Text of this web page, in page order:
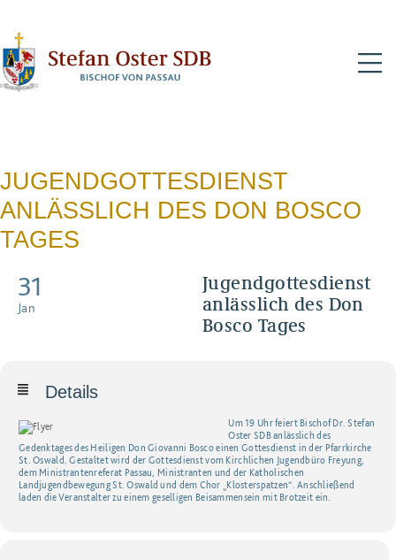
JUGENDGOTTESDIENST
ANLÄSSLICH DES DON BOSCO
TAGES
31
Jan
Jugendgottesdienst
anlässlich des Don
Bosco Tages
Details
Um 19 Uhr feiert Bischof Dr. Stefan
Oster SDB anlässlich des
Gedenktages des Heiligen Don Giovanni Bosco einen Gottesdienst in der Pfarrkirche
St. Oswald. Gestaltet wird der Gottesdienst vom Kirchlichen Jugendbüro Freyung,
dem Ministrantenreferat Passau, Ministranten und der Katholischen
Landjugendbewegung St. Oswald und dem Chor „Klosterspatzen“. Anschließend
laden die Veranstalter zu einem geselligen Beisammensein mit Brotzeit ein.